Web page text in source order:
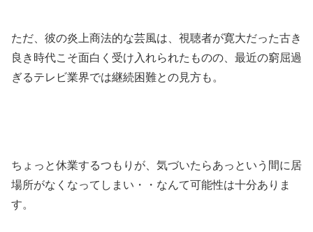
ただ、彼の炎上商法的な芸風は、視聴者が寛大だった古き
良き時代こそ面白く受け入れられたものの、最近の窮屈過
ぎるテレビ業界では継続困難との見方も。
ちょっと休業するつもりが、気づいたらあっという間に居
場所がなくなってしまい・・なんて可能性は十分ありま
す。